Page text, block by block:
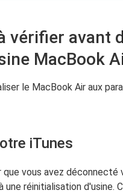
vérifier avant
MacBook
le MacBook Air aux
iTunes
que vous avez
réinitialisation d'usine.